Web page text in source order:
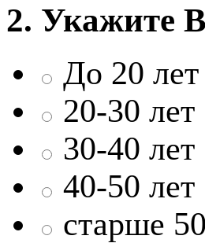
2. Укажите
До 20 лет
20-30 лет
30-40 лет
40-50 лет
старше